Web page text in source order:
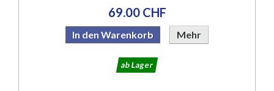
69.00 CHF
In den Warenkorb Mehr
ab Lager